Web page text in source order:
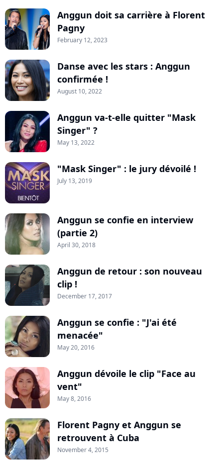
Anggun doit sa carrière à Florent
Pagny
February 12, 2023
Danse avec les stars : Anggun
confirmée !
August 10, 2022
Anggun va-t-elle quitter "Mask
Singer" ?
May 13, 2022
"Mask Singer" : le jury dévoilé !
July 13, 2019
Anggun se confie en interview
(partie 2)
April 30, 2018
Anggun de retour : son nouveau
clip !
December 17, 2017
Anggun se confie : "J'ai été
menacée"
May 20, 2016
Anggun dévoile le clip "Face au
vent"
May 8, 2016
Florent Pagny et Anggun se
retrouvent à Cuba
November 4, 2015